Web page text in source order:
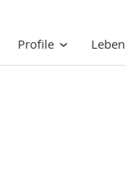
Profile Leben